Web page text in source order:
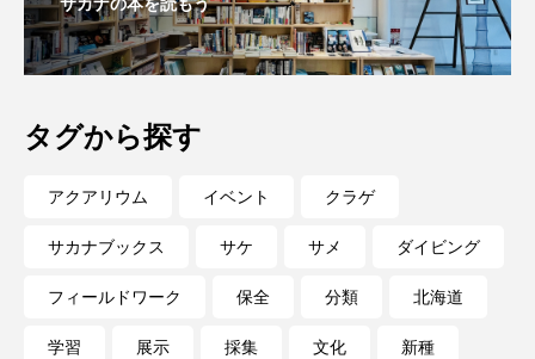
タグから探す
アクアリウム イベント クラゲ
サカナブックス サケ サメ ダイビング
フィールドワーク 保全 分類 北海道
学習 展示 採集 文化 新種